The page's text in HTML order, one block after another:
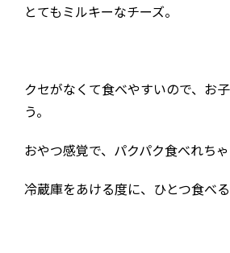
とてもミルキーなチーズ。
クセがなくて食べやすいので、お
う。
おやつ感覚で、パクパク食べれちゃ
冷蔵庫をあける度に、ひとつ食べる